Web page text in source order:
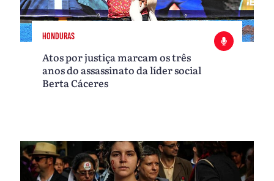
HONDURAS
Atos por justiça marcam os três
anos do assassinato da líder social
Berta Cáceres